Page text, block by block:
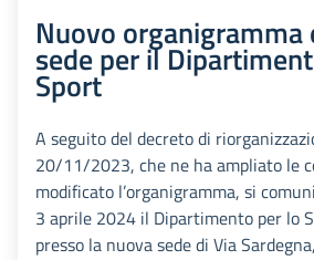
Nuovo organigramma
sede per il
Sport
A seguito del decreto di
20/11/2023, che ne ha ampliato le
modificato l’organigramma, si
3 aprile 2024 il Dipartimento per lo
presso la nuova sede di Via